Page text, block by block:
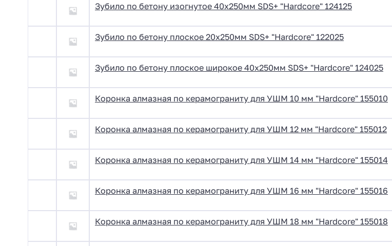
Зубило по бетону изогнутое 40х250мм SDS+ "Hardcore" 124125
Зубило по бетону плоское 20х250мм SDS+ "Hardcore" 122025
Зубило по бетону плоское широкое 40х250мм SDS+ "Hardcore" 124025
Коронка алмазная по керамограниту для УШМ 10 мм "Hardcore" 155010
Коронка алмазная по керамограниту для УШМ 12 мм "Hardcore" 155012
Коронка алмазная по керамограниту для УШМ 14 мм "Hardcore" 155014
Коронка алмазная по керамограниту для УШМ 16 мм "Hardcore" 155016
Коронка алмазная по керамограниту для УШМ 18 мм "Hardcore" 155018